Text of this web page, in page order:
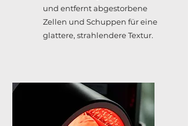
und entfernt abgestorbene
Zellen und Schuppen für eine
glattere, strahlendere Textur.